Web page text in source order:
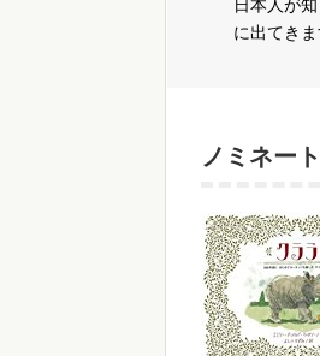
日本人が
に出てきま
ノミネー